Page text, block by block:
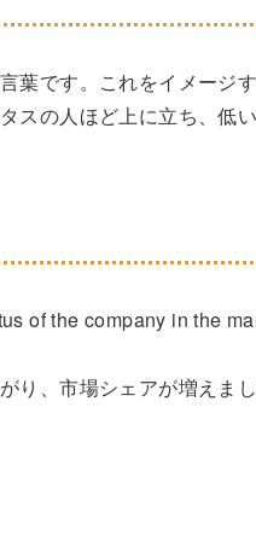
葉です。これをイメージ
スの人ほど上に立ち、低
of the company in the
り、市場シェアが増えまし